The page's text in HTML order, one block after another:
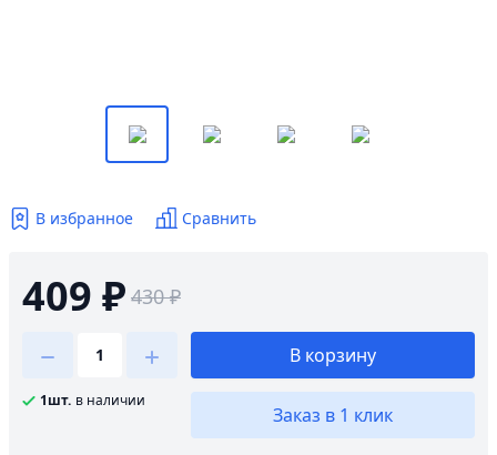
В избранное Сравнить
409 ₽ 430 ₽
1шт. в наличии
В корзину
Заказ в 1 клик